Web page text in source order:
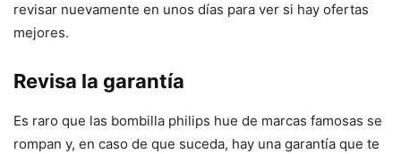
revisar nuevamente en unos días para ver si hay ofertas
mejores.
Revisa la garantía
Es raro que las bombilla philips hue de marcas famosas se
rompan y, en caso de que suceda, hay una garantía que te